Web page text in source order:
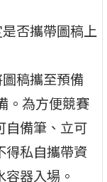
否攜帶圖稿上
稿攜至預備
。為方便競賽
自備筆、立可
得私自攜帶資
器入場。